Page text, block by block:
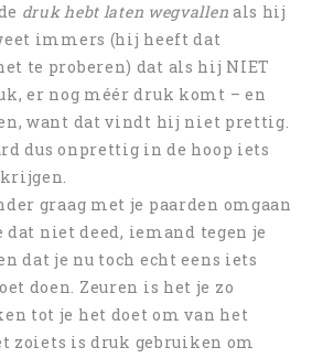
druk hebt laten wegvallen als hij
immers (hij heeft dat
te proberen) dat als hij NIET
er nog méér druk komt – en
want dat vindt hij niet prettig.
dus onprettig in de hoop iets
graag met je paarden omgaan
dat niet deed, iemand tegen je
dat je nu toch echt eens iets
doen. Zeuren is het je zo
tot je het doet om van het
zoiets is druk gebruiken om